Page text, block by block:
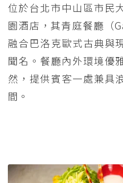
位於台北市中山區市民
園酒店，其青庭餐廳（
融合巴洛克歐式古典與
聞名。餐廳內外環境優
然，提供賓客一處兼具
間。